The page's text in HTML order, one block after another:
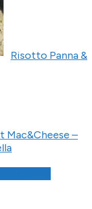
Risotto Panna &
Mac&Cheese –